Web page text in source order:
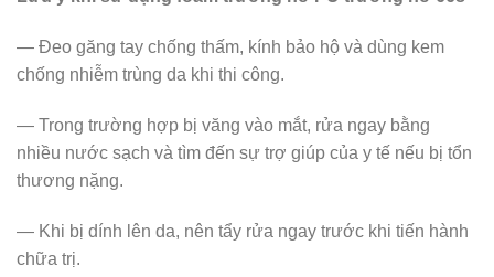
— Đeo găng tay chống thấm, kính bảo hộ và dùng kem
chống nhiễm trùng da khi thi công.
— Trong trường hợp bị văng vào mắt, rửa ngay bằng
nhiều nước sạch và tìm đến sự trợ giúp của y tế nếu bị tổn
thương nặng.
— Khi bị dính lên da, nên tẩy rửa ngay trước khi tiến hành
chữa trị.